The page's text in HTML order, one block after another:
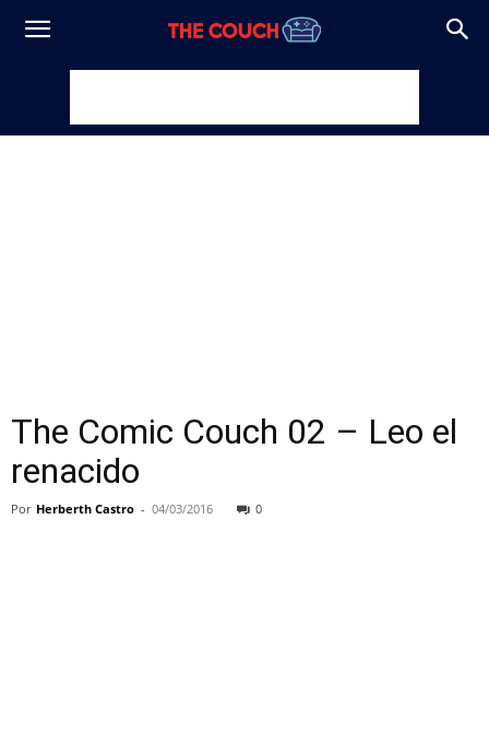
The Comic Couch 02 – Leo el
renacido
Por Herberth Castro - 04/03/2016 0